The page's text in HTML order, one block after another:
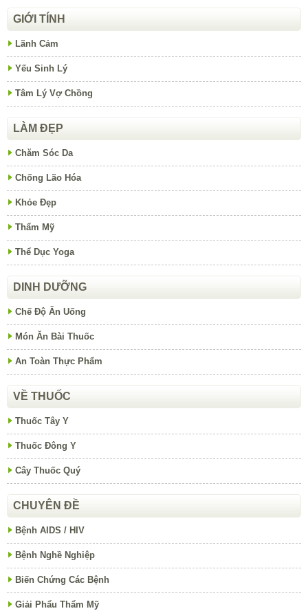
GIỚI TÍNH
Lãnh Cảm
Yếu Sinh Lý
Tâm Lý Vợ Chồng
LÀM ĐẸP
Chăm Sóc Da
Chống Lão Hóa
Khỏe Đẹp
Thẩm Mỹ
Thể Dục Yoga
DINH DƯỠNG
Chế Độ Ăn Uống
Món Ăn Bài Thuốc
An Toàn Thực Phẩm
VỀ THUỐC
Thuốc Tây Y
Thuốc Đông Y
Cây Thuốc Quý
CHUYÊN ĐỀ
Bệnh AIDS / HIV
Bệnh Nghề Nghiệp
Biến Chứng Các Bệnh
Giải Phẩu Thẩm Mỹ